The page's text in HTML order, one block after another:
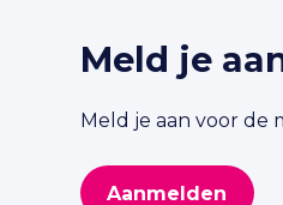
Meld je
Meld je aan voor de
Aanmelden